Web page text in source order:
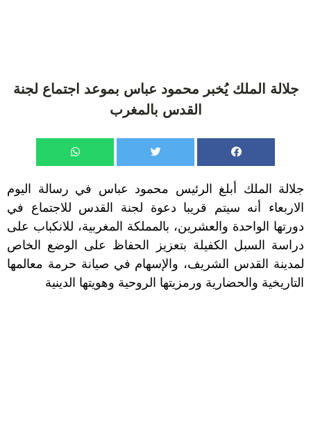
جلالة الملك يُخبر محمود عباس بموعد اجتماع لجنة
القدس بالمغرب
جلالة الملك أبلغ الرئيس محمود عباس في رسالة اليوم
الاربعاء أنه سيتم قريبا دعوة لجنة القدس للاجتماع في
دورتها الواحدة والعشرين، بالمملكة المغربية، للانكباب على
دراسة السبل الكفيلة بتعزيز الحفاظ على الوضع الخاص
لمدينة القدس الشريف، والإسهام في صيانة حرمة معالمها
التاريخية والحضارية ورمزيتها الروحية وهويتها الدينية